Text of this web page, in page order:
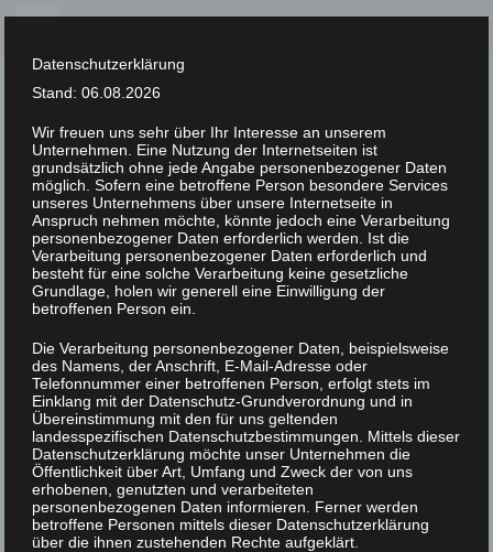
Skip
content
XLAB STIFTUNG
UNCATEGORIZED / 16. FEBRUAR 2023
IMGP3059
Datenschutzerklärung
Stand: 06.08.2026
Wir freuen uns sehr über Ihr Interesse an unserem
Unternehmen. Eine Nutzung der Internetseiten ist
grundsätzlich ohne jede Angabe personenbezogener Daten
möglich. Sofern eine betroffene Person besondere Services
unseres Unternehmens über unsere Internetseite in
Anspruch nehmen möchte, könnte jedoch eine Verarbeitung
personenbezogener Daten erforderlich werden. Ist die
Verarbeitung personenbezogener Daten erforderlich und
besteht für eine solche Verarbeitung keine gesetzliche
Grundlage, holen wir generell eine Einwilligung der
betroffenen Person ein.
Die Verarbeitung personenbezogener Daten, beispielsweise
des Namens, der Anschrift, E-Mail-Adresse oder
Telefonnummer einer betroffenen Person, erfolgt stets im
Einklang mit der Datenschutz-Grundverordnung und in
Übereinstimmung mit den für uns geltenden
landesspezifischen Datenschutzbestimmungen. Mittels dieser
Datenschutzerklärung möchte unser Unternehmen die
Öffentlichkeit über Art, Umfang und Zweck der von uns
erhobenen, genutzten und verarbeiteten
personenbezogenen Daten informieren. Ferner werden
betroffene Personen mittels dieser Datenschutzerklärung
über die ihnen zustehenden Rechte aufgeklärt.